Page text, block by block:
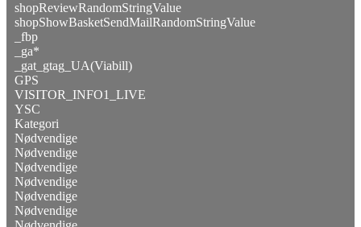
shopReviewRandomStringValue
shopShowBasketSendMailRandomStringValue
_fbp
_ga*
_gat_gtag_UA(Viabill)
GPS
VISITOR_INFO1_LIVE
YSC
Kategori
Nødvendige
Nødvendige
Nødvendige
Nødvendige
Nødvendige
Nødvendige